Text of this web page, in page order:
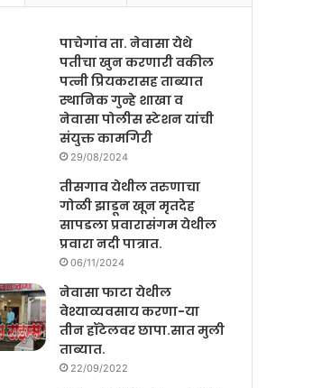
पाचेगांव ता. नेवासा येथे
पतीचा खुन करणारी वकील
पत्नी प्रियकरासह ताब्यात
स्थानिक गुन्हे शाखा व
नेवासा पोलीस स्टेशन यांची
संयुक्त कामगिरी
29/08/2024
तीसगाव येथील तरुणाचा
गोळी झाडून खून मृतदेह
सापडला प्रवारासंगम येथील
प्रवारा नदी पात्रात.
06/11/2024
नेवासा फाटा येथील
वेश्याव्यवसाय करणा-या
तीन हॉटेलवर छापा.सात मुली
ताब्यात.
22/09/2022